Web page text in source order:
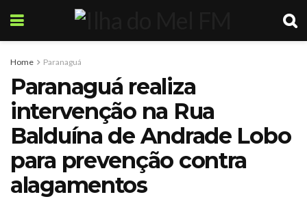
Home Paranaguá
Paranaguá realiza
intervenção na Rua
Balduína de Andrade Lobo
para prevenção contra
alagamentos